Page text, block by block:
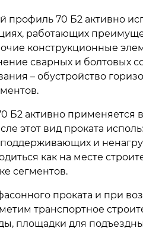
профиль 70 Б2 активно
работающих
конструкционные
сварных и болтовых
– обустройство
Б2 активно
этот вид проката
и
как на месте
сегментов.
проката и при
транспортное
площадки для